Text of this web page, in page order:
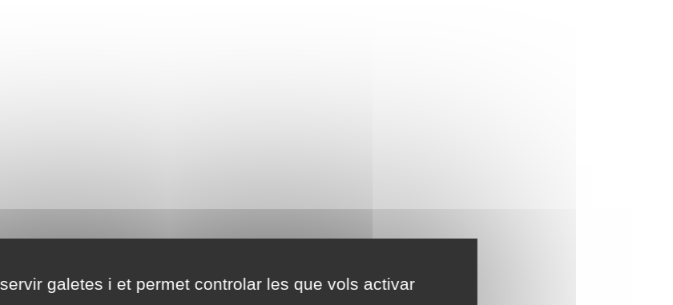
galetes i et permet controlar les que vols activar